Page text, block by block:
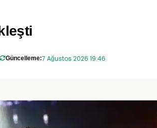
Güncelleme:7 Ağustos 2026 19:46